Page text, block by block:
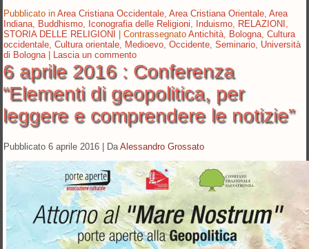
Pubblicato in Area Cristiana Occidentale ,Area Cristiana Orientale ,Area
Indiana Buddhismo Iconografia delle Religioni Induismo RELAZIONI
STORIA DELLE RELIGIONI |Contrassegnato Antichità Bologna ,Cultura
occidentale ,Cultura orientale Medioevo ,Occidente ,Seminario Università
di Bologna | Lascia un commento
6 aprile 2016 : Conferenza
“Elementi di geopolitica, per
leggere e comprendere le notizie”
Pubblicato 6 aprile 2016 | Da Alessandro Grossato